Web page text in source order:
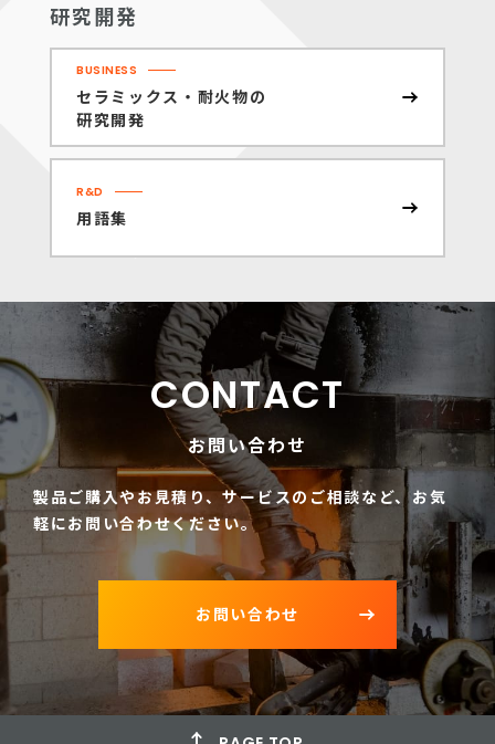
研究開発
BUSINESS
セラミックス・耐火物の
研究開発
R&D
用語集
CONTACT
お問い合わせ
製品ご購入やお見積り、サービスのご相談など、 お気
軽にお問い合わせください。
お問い合わせ